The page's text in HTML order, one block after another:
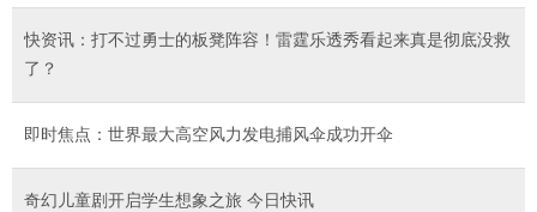
快资讯：打不过勇士的板凳阵容！雷霆乐透秀看起来真是彻底没救
了？
即时焦点：世界最大高空风力发电捕风伞成功开伞
奇幻儿童剧开启学生想象之旅 今日快讯